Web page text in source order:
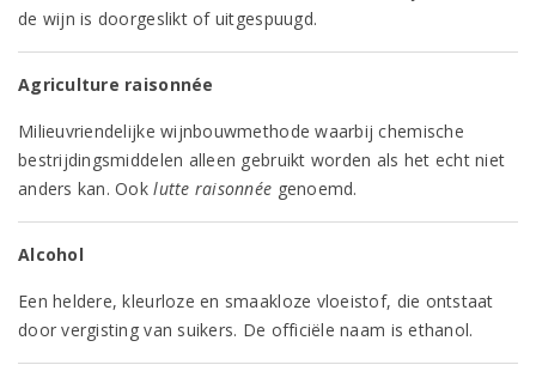
de wijn is doorgeslikt of uitgespuugd.
Agriculture raisonnée
Milieuvriendelijke wijnbouwmethode waarbij chemische
bestrijdingsmiddelen alleen gebruikt worden als het echt niet
anders kan. Ooklutte raisonnée genoemd.
Alcohol
Een heldere, kleurloze en smaakloze vloeistof, die ontstaat
door vergisting van suikers. De officiële naam is ethanol.